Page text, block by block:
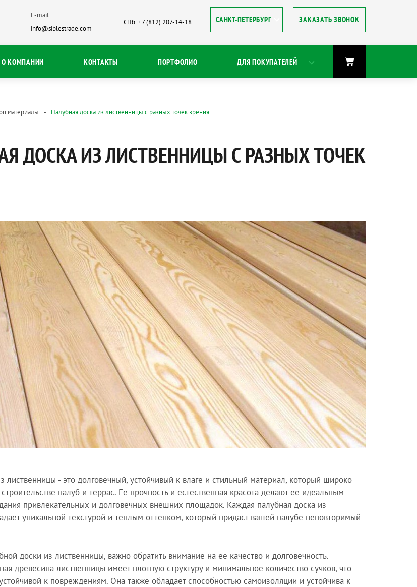
ЗАКАЗАТЬ ЗВОНОК
О КОМПАНИИ КОНТАКТЫ ПОРТФОЛИО ДЛЯ ПОКУПАТЕЛЕЙ
E-mail
info@siblestrade.com
СПб: +7 (812) 207-14-18
материалы Палубная доска из лиственницы с разных точек зрения
ДОСКА ИЗ ЛИСТВЕННИЦЫ С РАЗНЫХ ТОЧЕК
лиственницы - это долговечный, устойчивый к влаге и стильный материал, который широко
палуб и террас. Ее прочность и естественная красота делают ее идеальным
привлекательных и долговечных внешних площадок. Каждая палубная доска из
уникальной текстурой и теплым оттенком, который придаст вашей палубе неповторимый
доски из лиственницы, важно обратить внимание на ее качество и долговечность.
древесина лиственницы имеет плотную структуру и минимальное количество сучков, что
к повреждениям. Она также обладает способностью самоизоляции и устойчива к